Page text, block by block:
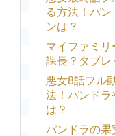
る方法！パン
ンは？
マイファミ
課長？タブレ
悪女8話フル
法！パンドラ
は？
パンドラの果